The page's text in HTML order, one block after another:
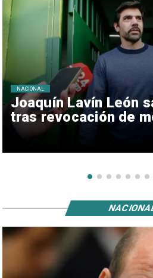
Joaquín Lavín León
tras revocación de
NACIONAL